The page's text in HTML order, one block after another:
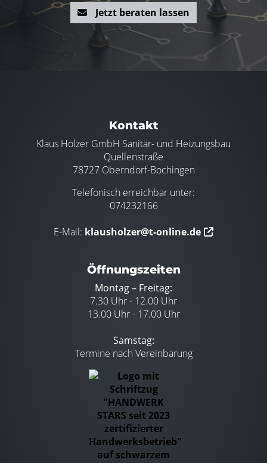
Jetzt beraten lassen
Kontakt
Klaus Holzer GmbH Sanitär- und Heizungsbau
Quellenstraße
78727 Oberndorf-Bochingen
Telefonisch erreichbar unter:
074232166
E-Mail: klausholzer@t-online.de
Öffnungszeiten
Montag – Freitag:
7.30 Uhr - 12.00 Uhr
13.00 Uhr - 17.00 Uhr
Samstag:
Termine nach Vereinbarung